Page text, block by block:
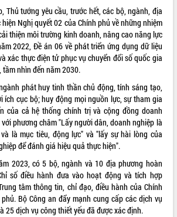
nhanh
tai
chỉnh Quy
quy
2021-2030,
của các
mạng
phục vụ cơ
chung
trong
Thủ tướng yêu cầu, trước hết, các bộ, ngành, địa
Nghị quyết 02 của Chính phủ về những nhiệm
thiện môi trường kinh doanh, nâng cao năng lực
2022, Đề án 06 về phát triển ứng dụng dữ liệu
xác thực điện tử phục vụ chuyển đổi số quốc gia
nhìn đến năm 2030.
phát huy tinh thần chủ động, tính sáng tạo,
ích cục bộ; huy động mọi nguồn lực, sự tham gia
của cả hệ thống chính trị và cộng đồng doanh
phương châm "Lấy người dân, doanh nghiệp là
là mục tiêu, động lực" và "lấy sự hài lòng của
để đánh giá hiệu quả thực hiện".
2023, có 5 bộ, ngành và 10 địa phương hoàn
số điều hành đưa vào hoạt động và tích hợp
tâm thông tin, chỉ đạo, điều hành của Chính
Bộ Công an đẩy mạnh cung cấp các dịch vụ
25 dịch vụ công thiết yếu đã được xác định.